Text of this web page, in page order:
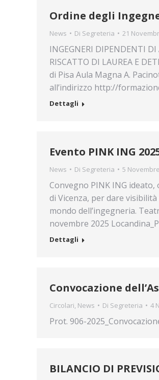
Ordine degli
News Di Segreteria 21
INGEGNERI DIPENDENTI
RISCATTO DI LAUREA E
di Pisa Aula Magna A.
all’indirizzo http://
Dettagli
Evento PINK ING
News Di Segreteria 5
Convegno PINK ING
di Vicenza, per dare
mondo dell’ingegneria.
novembre 2025
Dettagli
Convocazione
Circolari, News Di Segreteria 4
Prot. 906-
BILANCIO DI